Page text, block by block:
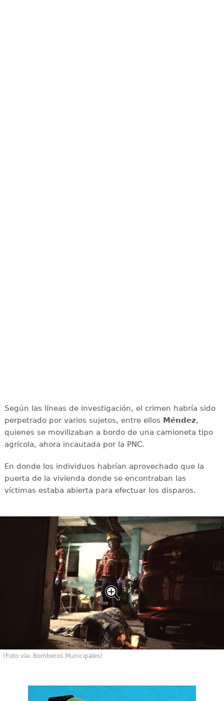
Según las líneas de investigación, el crimen habría sido
perpetrado por varios sujetos, entre ellos Méndez,
quienes se movilizaban a bordo de una camioneta tipo
agrícola, ahora incautada por la PNC.
En donde los individuos habrían aprovechado que la
puerta de la vivienda donde se encontraban las
víctimas estaba abierta para efectuar los disparos.
(Foto vía: Bomberos Municipales)